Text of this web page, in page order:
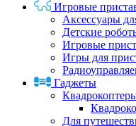
Игровые
Аксессуары
Детские
Игровые
Игры для
Гаджеты
Для